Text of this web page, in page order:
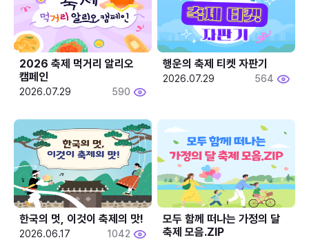
2026 축제 먹거리 알리오
캠페인
2026.07.29 590
행운의 축제 티켓 자판기
2026.07.29 564
한국의 멋, 이것이 축제의 맛!
2026.06.17 1042
모두 함께 떠나는 가정의 달
축제 모음.ZIP